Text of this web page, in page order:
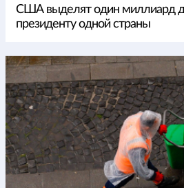
США выделят один миллиард
президенту одной страны